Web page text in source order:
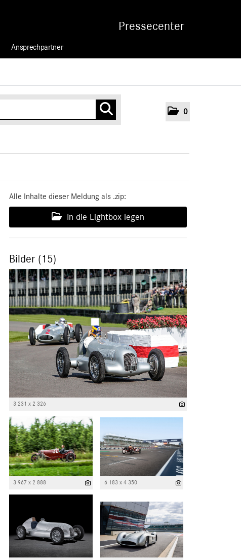
Pressecenter
0
Ansprechpartner
Alle Inhalte dieser Meldung als .zip:
In die Lightbox legen
Bilder (15)
3 231 x 2 326
3 967 x 2 888 6 183 x 4 350